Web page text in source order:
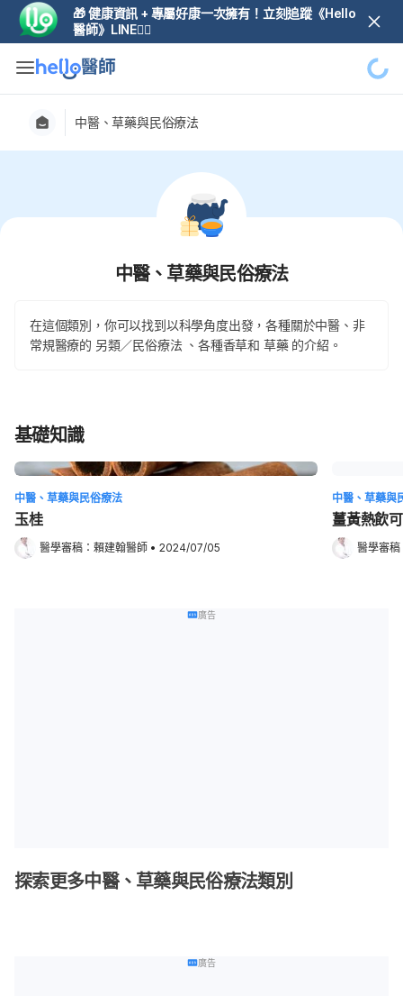
🎁 健康資訊 + 專屬好康一次擁有！立刻追蹤《Hello
醫師》LINE👆🏼
中醫、草藥與民俗療法
中醫、草藥與民俗療法
在這個類別，你可以找到以科學角度出發，各種關於中醫、非
常規醫療的 另類／民俗療法 、各種香草和 草藥 的介紹。
基礎知識
中醫、草藥與民俗療法
玉桂
醫學審稿： 賴建翰醫師 • 2024/07/05
中醫、草藥與
薑黃熱飲
醫學審稿
廣告
探索更多中醫、草藥與民俗療法類別
廣告